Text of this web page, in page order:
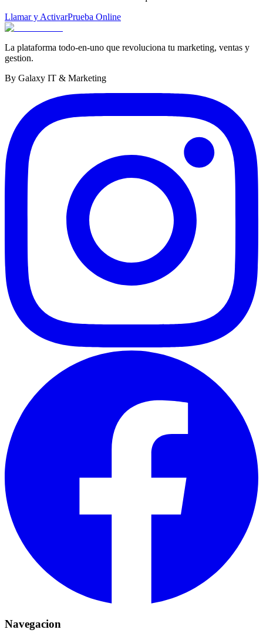
Llamar y ActivarPrueba Online
La plataforma todo-en-uno que revoluciona tu marketing, ventas y
gestion.
By Galaxy IT & Marketing
Navegacion